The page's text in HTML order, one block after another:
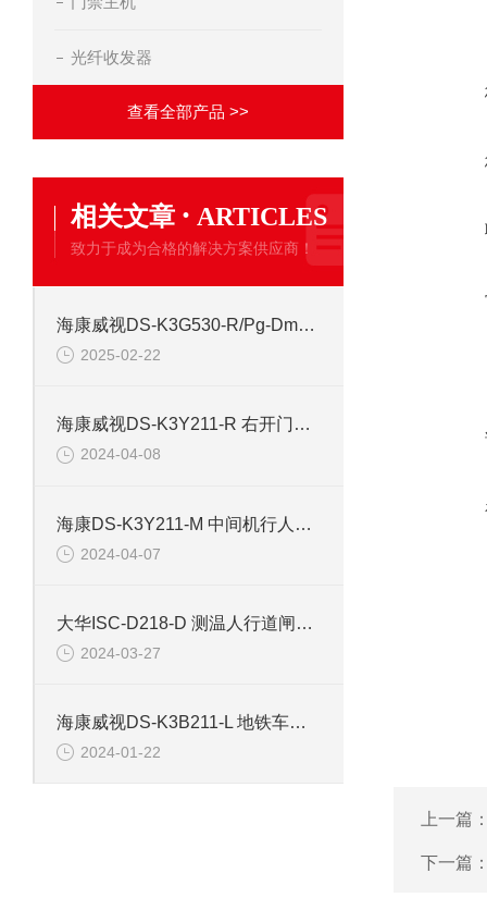
光纤收发器
查看全部产品 >>
相关文章 · ARTICLES
致力于成为合格的解决方案供应商！
海康威视DS-K3G530-R/Pg-Dm55 全自动三辊闸道闸
2025-02-22
海康威视DS-K3Y211-R 右开门小区行人出入道闸
2024-04-08
海康DS-K3Y211-M 中间机行人出入道闸
2024-04-07
大华ISC-D218-D 测温人行道闸安检门
2024-03-27
海康威视DS-K3B211-L 地铁车站道闸左边机
2024-01-22
上一篇
下一篇